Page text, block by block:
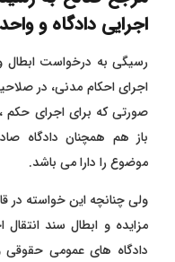
اجرایی دادگاه و
رسیگی به درخواست ابطال
اجرای احکام مدنی، در
صورتی که برای اجرای حکم
باز هم همچنان دادگاه
موضوع را دارا می باشد.
ولی چنانچه این خواسته در
مزایده و ابطال سند
دادگاه های عمومی